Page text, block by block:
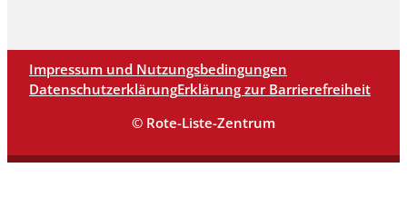
Impressum und Nutzungsbedingungen
DatenschutzerklärungErklärung zur Barrierefreiheit
© Rote-Liste-Zentrum